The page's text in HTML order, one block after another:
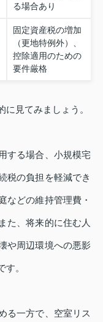
る場合あり
固定資産税の増加
（更地特例外）、
控除適用のための
要件厳格
見てみましょう。
する場合、小規模宅
税の負担を軽減でき
などの維持管理費・
た、将来的に住む人
や周辺環境への悪影
。
る一方で、空室リス